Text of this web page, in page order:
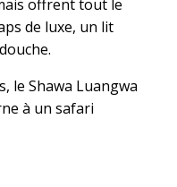
offrent tout le
de luxe, un lit
le Shawa Luangwa
à un safari